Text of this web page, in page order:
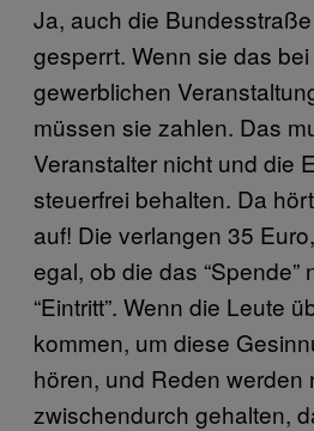
Ja, auch die
gesperrt. Wenn sie das
gewerblichen
müssen sie zahlen. Das
Veranstalter nicht und die
steuerfrei behalten. Da
auf! Die verlangen 35
egal, ob die das “Spende”
“Eintritt”. Wenn die Leute
kommen, um diese
hören, und Reden werden
zwischendurch gehalten,